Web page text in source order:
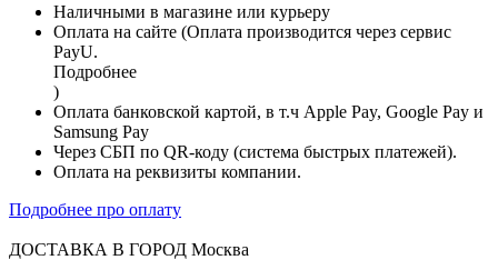
Наличными в магазине или курьеру
Оплата на сайте (Оплата производится через сервис
PayU.
Подробнее
)
Оплата банковской картой, в т.ч Apple Pay, Google Pay и
Samsung Pay
Через СБП по QR-коду (система быстрых платежей).
Оплата на реквизиты компании.
Подробнее про оплату
ДОСТАВКА В ГОРОД Москва